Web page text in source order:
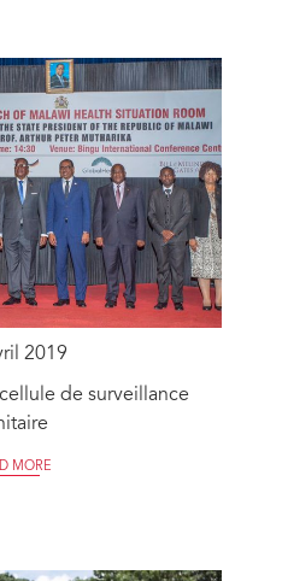
2019
de surveillance
MORE